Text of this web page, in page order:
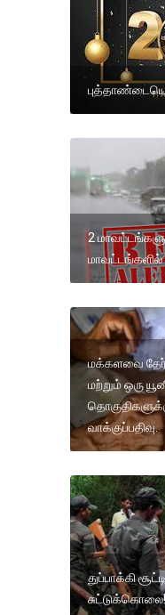
2
மக்களவை
மற்றும் ஒரு
வாக்குப்பதிவு.
துப்பாக்கி
சுட்டுக்கொலை!